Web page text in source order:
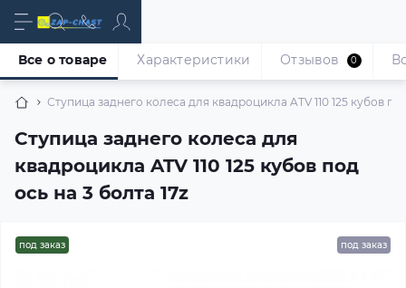
Ступица заднего колеса для квадроцикла ATV 110 125 кубов
Ступица заднего колеса для
квадроцикла ATV 110 125 кубов под
ось на 3 болта 17z
Все о товаре Характеристики Отзывов 0
под заказ под заказ